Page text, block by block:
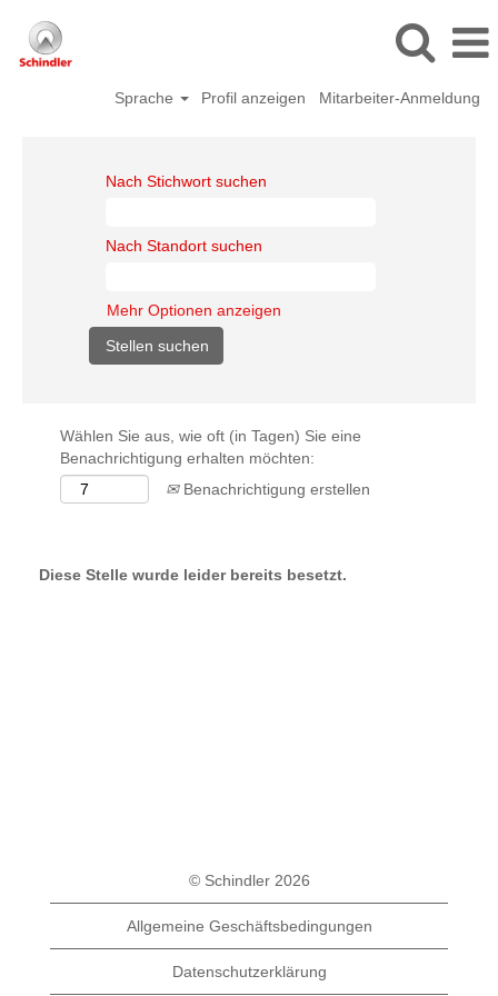
Sprache Profil anzeigen Mitarbeiter-Anmeldung
Nach Stichwort suchen
Nach Standort suchen
Mehr Optionen anzeigen
Wählen Sie aus, wie oft (in Tagen) Sie eine
Benachrichtigung erhalten möchten:
Benachrichtigung erstellen
Diese Stelle wurde leider bereits besetzt.
© Schindler 2026
Allgemeine Geschäftsbedingungen
Datenschutzerklärung